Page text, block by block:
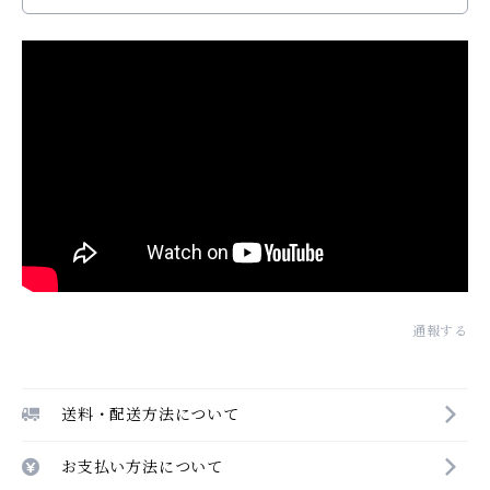
通報する
送料・配送方法について
お支払い方法について